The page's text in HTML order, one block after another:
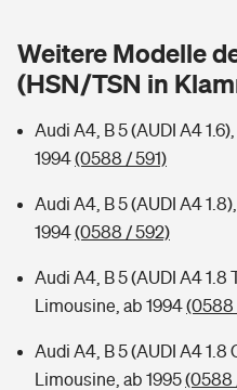
Wer versichert was: Jetzt
Sie haben Fragen?
Zur Übersicht
Kinderunfall-Check: Mehr
Typklassen: So ist Ihr Auto
Rentenrechner: Wie viel Geld
Weitere Modelle
(HSN/TSN in
Audi A4, B 5 (AUDI A4
1994(0588 / 591)
Audi A4, B 5 (AUDI A4
1994(0588 / 592)
Audi A4, B 5 (AUDI A4 1.8
Limousine, ab 1994(0588
Audi A4, B 5 (AUDI A4 1.8
Limousine, ab 1995(0588